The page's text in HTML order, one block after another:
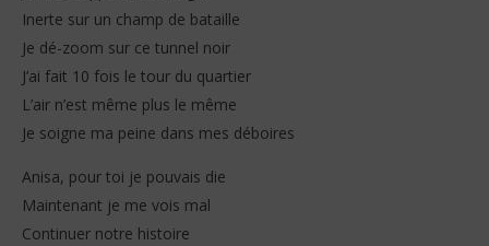
NOW VIEWING
30
décembre
2025
Stone
Inerte sur un champ de bataille
Je dé-zoom sur ce tunnel noir
J’ai fait 10 fois le tour du quartier
L’air n’est même plus le même
Je soigne ma peine dans mes déboires
Anisa, pour toi je pouvais die
Maintenant je me vois mal
Continuer notre histoire